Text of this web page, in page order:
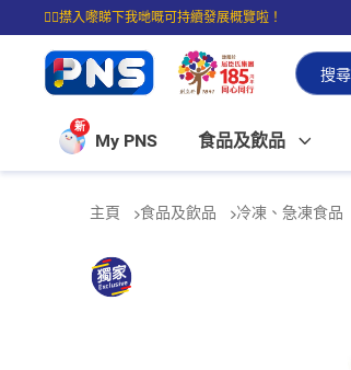
☝🏼㩒入嚟睇下我哋嘅可持續發展概覽啦！
⭐購物滿$399即享免費送貨；滿$100即可免費店取。
新
My PNS 食品及飲品
主頁 食品及飲品 冷凍、急凍食品